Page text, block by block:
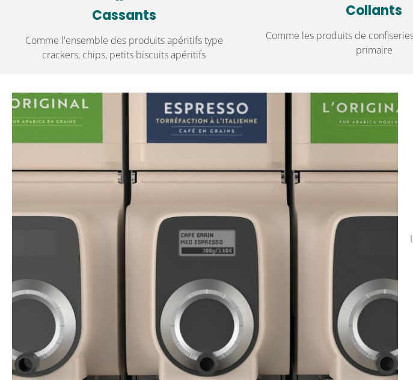
Cassants
Comme l'ensemble des produits apéritifs type
crackers, chips, petits biscuits apéritifs
Collants
Comme les produits de
primaire